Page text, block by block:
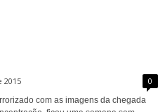
2015 0
com as imagens da chegada